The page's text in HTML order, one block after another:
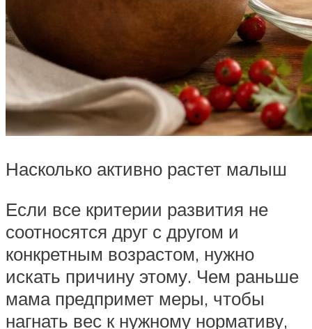
Насколько активно растет малыш
Если все критерии развития не
соотносятся друг с другом и
конкретным возрастом, нужно
искать причину этому. Чем раньше
мама предпримет меры, чтобы
нагнать вес к нужному нормативу,